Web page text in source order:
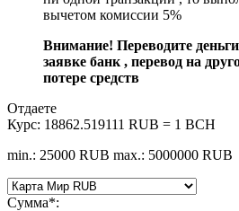
вычетом комиссии 5%
Внимание! Переводите
заявке банк , перевод на
потере средств
Отдаете
Курс: 18862.519111 RUB = 1 BCH
min.: 25000 RUB max.: 5000000 RUB
Сумма*: